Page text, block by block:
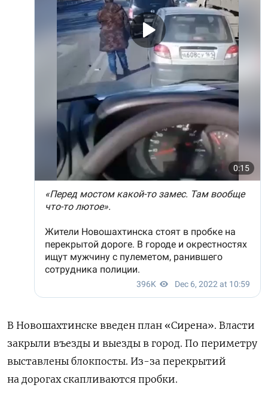
В Новошахтинске введен план «Сирена». Власти
закрыли въезды и выезды в город. По периметру
выставлены блокпосты. Из-за перекрытий
на дорогах скапливаются пробки.